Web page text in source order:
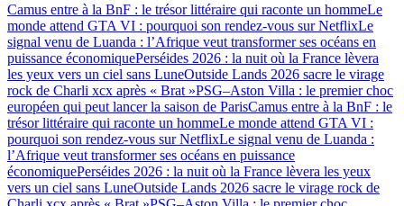
Camus entre à la BnF : le trésor littéraire qui raconte un hommeLe
monde attend GTA VI : pourquoi son rendez-vous sur NetflixLe
signal venu de Luanda : l’Afrique veut transformer ses océans en
puissance économiquePerséides 2026 : la nuit où la France lèvera
les yeux vers un ciel sans LuneOutside Lands 2026 sacre le virage
rock de Charli xcx après « Brat »PSG–Aston Villa : le premier choc
européen qui peut lancer la saison de ParisCamus entre à la BnF : le
trésor littéraire qui raconte un hommeLe monde attend GTA VI :
pourquoi son rendez-vous sur NetflixLe signal venu de Luanda :
l’Afrique veut transformer ses océans en puissance
économiquePerséides 2026 : la nuit où la France lèvera les yeux
vers un ciel sans LuneOutside Lands 2026 sacre le virage rock de